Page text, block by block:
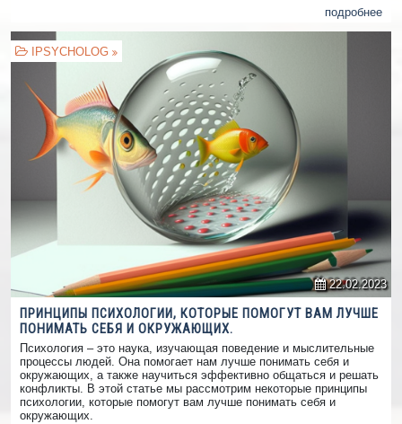
подробнее
IPSYCHOLOG
22.02.2023
ПРИНЦИПЫ ПСИХОЛОГИИ, КОТОРЫЕ ПОМОГУТ ВАМ ЛУЧШЕ
ПОНИМАТЬ СЕБЯ И ОКРУЖАЮЩИХ.
Психология – это наука, изучающая поведение и мыслительные
процессы людей. Она помогает нам лучше понимать себя и
окружающих, а также научиться эффективно общаться и решать
конфликты. В этой статье мы рассмотрим некоторые принципы
психологии, которые помогут вам лучше понимать себя и
окружающих.